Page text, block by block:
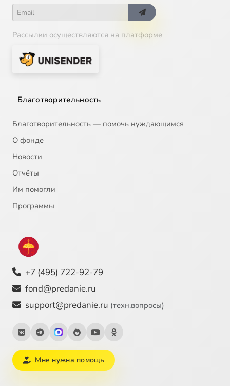
Рассылки осуществляются на платформе
Благотворительность
Благотворительность — помочь нуждающимся
О фонде
Новости
Отчёты
Им помогли
Программы
+7 (495) 722-92-79
fond@predanie.ru
support@predanie.ru (техн.вопросы)
Мне нужна помощь